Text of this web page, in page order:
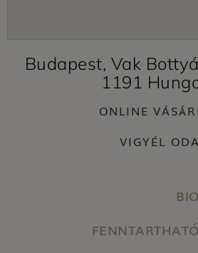
Budapest, Vak
1191
ONLINE
VIGYÉL ODA
BIO
FENNTARTHATÓ